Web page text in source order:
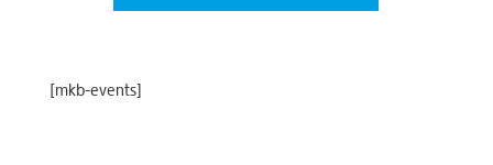
[mkb-events]